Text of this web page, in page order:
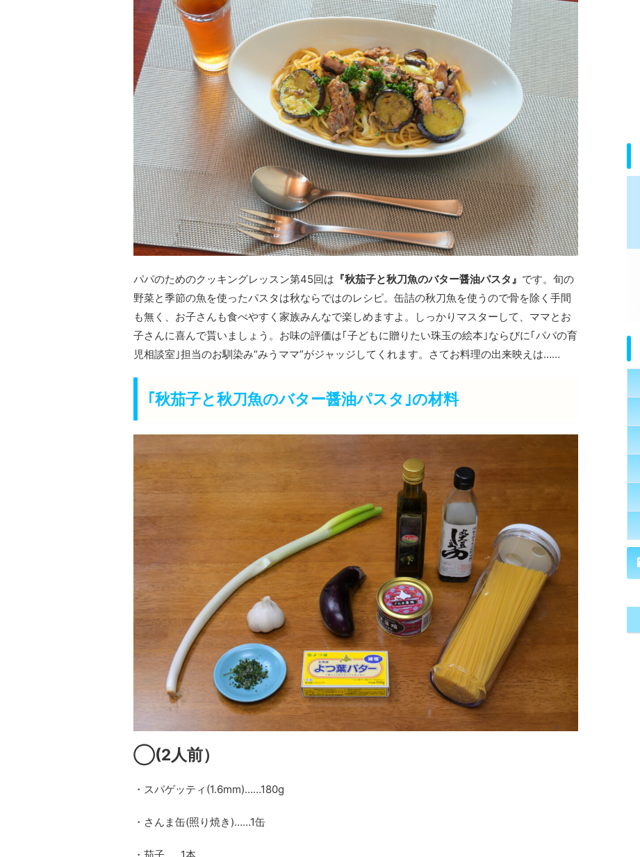
パパのためのクッキングレッスン第45回は 『秋茄子と秋刀魚のバター醤油パスタ』 です。旬の
野菜と季節の魚を使ったパスタは秋ならではのレシピ。缶詰の秋刀魚を使うので骨を除く手間
も無く、お子さんも食べやすく家族みんなで楽しめますよ。しっかりマスターして、ママとお
子さんに喜んで貰いましょう。お味の評価は｢子どもに贈りたい珠玉の絵本｣ならびに｢パパの育
児相談室｣担当のお馴染み“みうママ”がジャッジしてくれます。さてお料理の出来映えは……
｢秋茄子と秋刀魚のバター醤油パスタ｣の材料
◯(2人前）
・スパゲッティ(1.6mm)……180g
・さんま缶(照り焼き)……1缶